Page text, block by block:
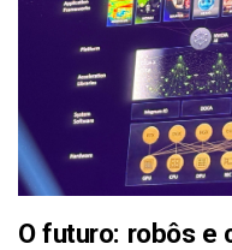
O futuro: robôs e